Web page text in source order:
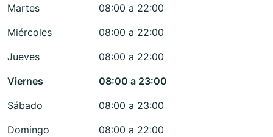
Martes
08:00 a 22:00
Miércoles
08:00 a 22:00
Jueves
08:00 a 22:00
Viernes
08:00 a 23:00
Sábado
08:00 a 23:00
Domingo
08:00 a 22:00